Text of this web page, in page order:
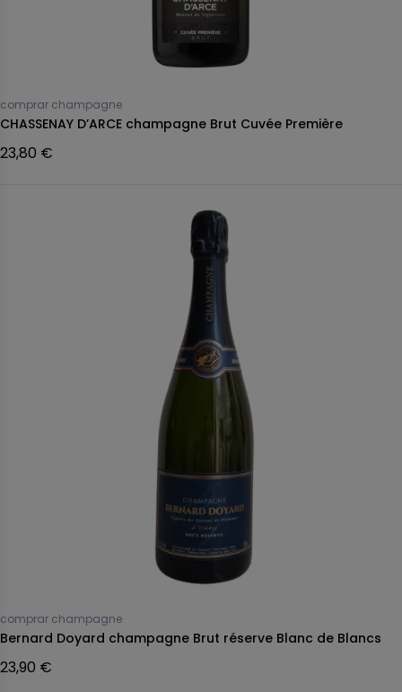
comprar champagne
CHASSENAY D’ARCE champagne Brut Cuvée Première
23,80 €
comprar champagne
Bernard Doyard champagne Brut réserve Blanc de Blancs
23,90 €